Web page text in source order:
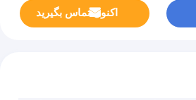
اکنون تماس بگیرید